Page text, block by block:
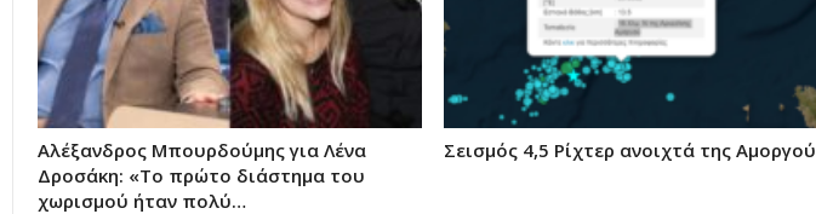
Αλέξανδρος Μπουρδούμης για Λένα
Δροσάκη: «Το πρώτο διάστημα του
χωρισμού ήταν πολύ…
Σεισμός 4,5 Ρίχτερ ανοιχτά της Αμοργού